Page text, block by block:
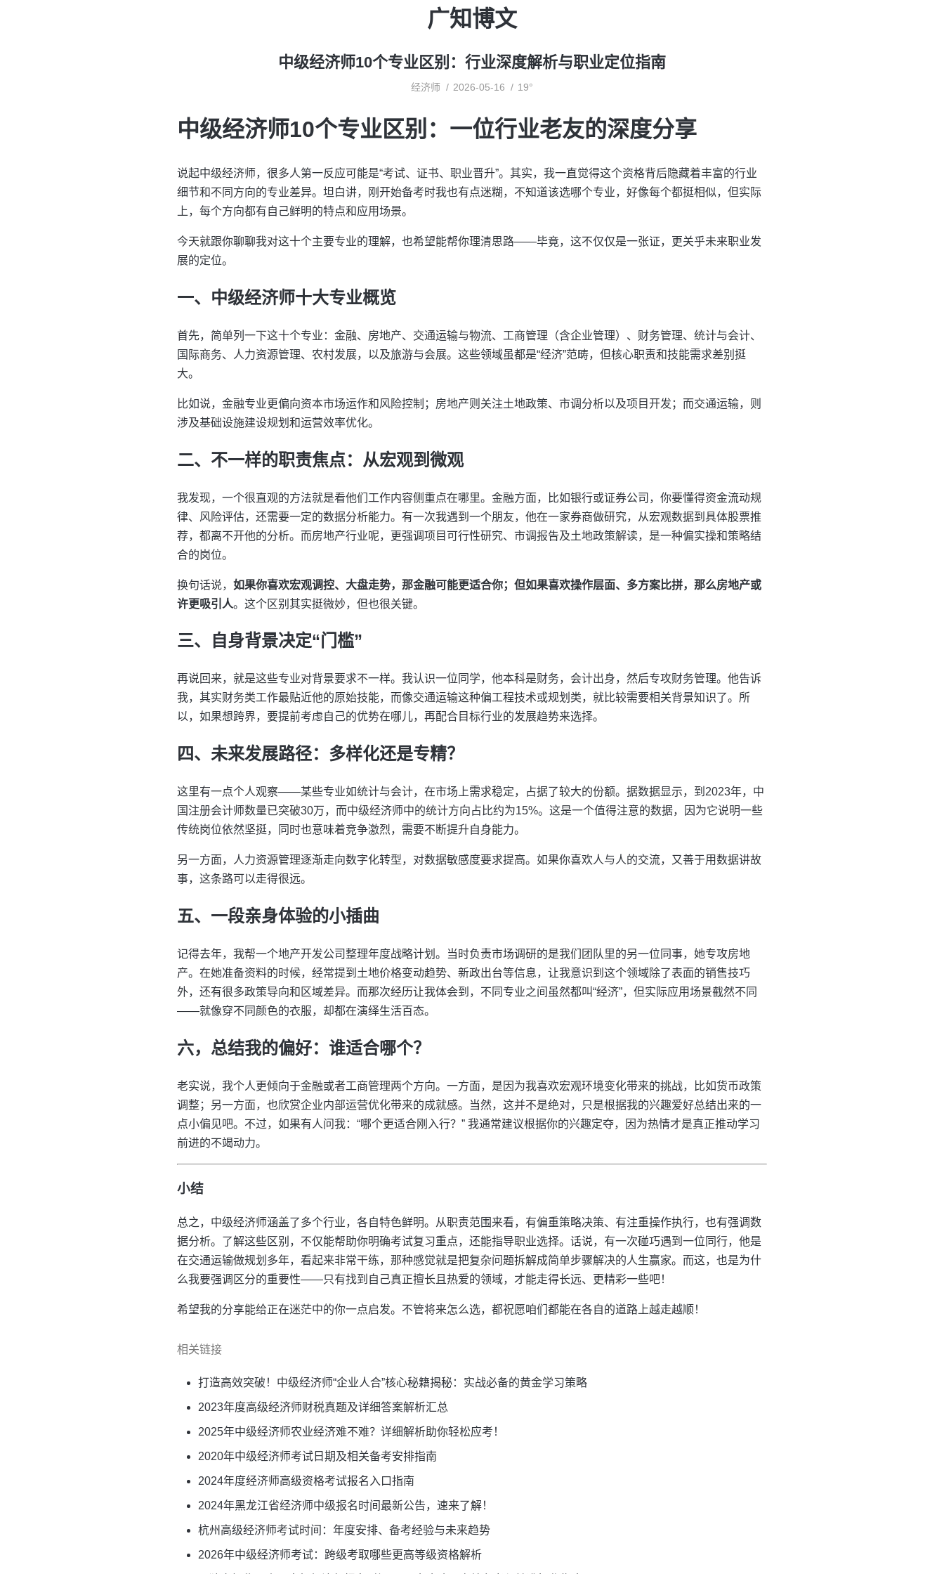
广知博文
中级经济师10个专业区别：行业深度解析与职业定位指南
经济师 2026-05-16 19°
中级经济师10个专业区别：一位行业老友的深度分享
说起中级经济师，很多人第一反应可能是“考试、证书、职业晋升”。其实，我一直觉得这个资格背后隐藏着丰富的行业
细节和不同方向的专业差异。坦白讲，刚开始备考时我也有点迷糊，不知道该选哪个专业，好像每个都挺相似，但实际
上，每个方向都有自己鲜明的特点和应用场景。
今天就跟你聊聊我对这十个主要专业的理解，也希望能帮你理清思路——毕竟，这不仅仅是一张证，更关乎未来职业发
展的定位。
一、中级经济师十大专业概览
首先，简单列一下这十个专业：金融、房地产、交通运输与物流、工商管理（含企业管理）、财务管理、统计与会计、
国际商务、人力资源管理、农村发展，以及旅游与会展。这些领域虽都是“经济”范畴，但核心职责和技能需求差别挺
大。
比如说，金融专业更偏向资本市场运作和风险控制；房地产则关注土地政策、市调分析以及项目开发；而交通运输，则
涉及基础设施建设规划和运营效率优化。
二、不一样的职责焦点：从宏观到微观
我发现，一个很直观的方法就是看他们工作内容侧重点在哪里。金融方面，比如银行或证券公司，你要懂得资金流动规
律、风险评估，还需要一定的数据分析能力。有一次我遇到一个朋友，他在一家券商做研究，从宏观数据到具体股票推
荐，都离不开他的分析。而房地产行业呢，更强调项目可行性研究、市调报告及土地政策解读，是一种偏实操和策略结
合的岗位。
换句话说， 如果你喜欢宏观调控、大盘走势，那金融可能更适合你；但如果喜欢操作层面、多方案比拼，那么房地产或
许更吸引人。这个区别其实挺微妙，但也很关键。
三、自身背景决定“门槛”
再说回来，就是这些专业对背景要求不一样。我认识一位同学，他本科是财务，会计出身，然后专攻财务管理。他告诉
我，其实财务类工作最贴近他的原始技能，而像交通运输这种偏工程技术或规划类，就比较需要相关背景知识了。所
以，如果想跨界，要提前考虑自己的优势在哪儿，再配合目标行业的发展趋势来选择。
四、未来发展路径：多样化还是专精？
这里有一点个人观察——某些专业如统计与会计，在市场上需求稳定，占据了较大的份额。据数据显示，到2023年，中
国注册会计师数量已突破30万，而中级经济师中的统计方向占比约为15%。这是一个值得注意的数据，因为它说明一些
传统岗位依然坚挺，同时也意味着竞争激烈，需要不断提升自身能力。
另一方面，人力资源管理逐渐走向数字化转型，对数据敏感度要求提高。如果你喜欢人与人的交流，又善于用数据讲故
事，这条路可以走得很远。
五、一段亲身体验的小插曲
记得去年，我帮一个地产开发公司整理年度战略计划。当时负责市场调研的是我们团队里的另一位同事，她专攻房地
产。在她准备资料的时候，经常提到土地价格变动趋势、新政出台等信息，让我意识到这个领域除了表面的销售技巧
外，还有很多政策导向和区域差异。而那次经历让我体会到，不同专业之间虽然都叫“经济”，但实际应用场景截然不同
——就像穿不同颜色的衣服，却都在演绎生活百态。
六，总结我的偏好：谁适合哪个？
老实说，我个人更倾向于金融或者工商管理两个方向。一方面，是因为我喜欢宏观环境变化带来的挑战，比如货币政策
调整；另一方面，也欣赏企业内部运营优化带来的成就感。当然，这并不是绝对，只是根据我的兴趣爱好总结出来的一
点小偏见吧。不过，如果有人问我：“哪个更适合刚入行？” 我通常建议根据你的兴趣定夺，因为热情才是真正推动学习
前进的不竭动力。
小结
总之，中级经济师涵盖了多个行业，各自特色鲜明。从职责范围来看，有偏重策略决策、有注重操作执行，也有强调数
据分析。了解这些区别，不仅能帮助你明确考试复习重点，还能指导职业选择。话说，有一次碰巧遇到一位同行，他是
在交通运输做规划多年，看起来非常干练，那种感觉就是把复杂问题拆解成简单步骤解决的人生赢家。而这，也是为什
么我要强调区分的重要性——只有找到自己真正擅长且热爱的领域，才能走得长远、更精彩一些吧！
希望我的分享能给正在迷茫中的你一点启发。不管将来怎么选，都祝愿咱们都能在各自的道路上越走越顺！
相关链接
打造高效突破！中级经济师“企业人合”核心秘籍揭秘：实战必备的黄金学习策略
2023年度高级经济师财税真题及详细答案解析汇总
2025年中级经济师农业经济难不难？详细解析助你轻松应考！
2020年中级经济师考试日期及相关备考安排指南
2024年度经济师高级资格考试报名入口指南
2024年黑龙江省经济师中级报名时间最新公告，速来了解！
杭州高级经济师考试时间：年度安排、备考经验与未来趋势
2026年中级经济师考试：跨级考取哪些更高等级资格解析